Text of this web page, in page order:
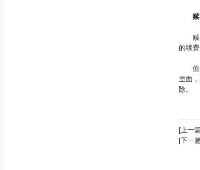
赎
赎回
的续
值得
里面
除。
[上一
[下一